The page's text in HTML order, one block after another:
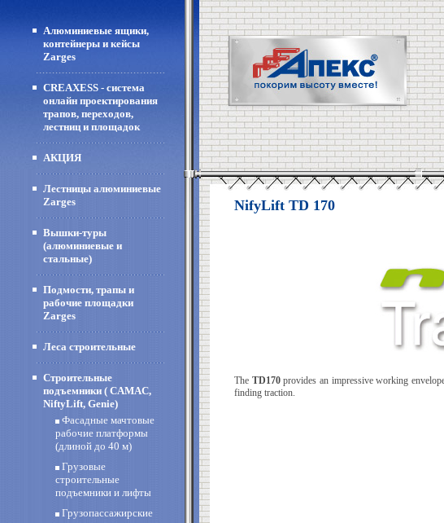
Алюминиевые ящики,
контейнеры и кейсы
Zarges
CREAXESS - система
онлайн проектирования
трапов, переходов,
лестниц и площадок
АКЦИЯ
Лестницы алюминиевые
Zarges
Вышки-туры
(алюминиевые и
стальные)
Подмости, трапы и
рабочие площадки
Zarges
Леса строительные
Строительные
подъемники ( CAMAC,
NiftyLift, Genie)
Фасадные мачтовые
рабочие платформы
(длиной до 40 м)
Грузовые
строительные
подъемники и лифты
Грузопассажирские
NifyLift TD 170
The TD170provides an impressive working
finding traction.